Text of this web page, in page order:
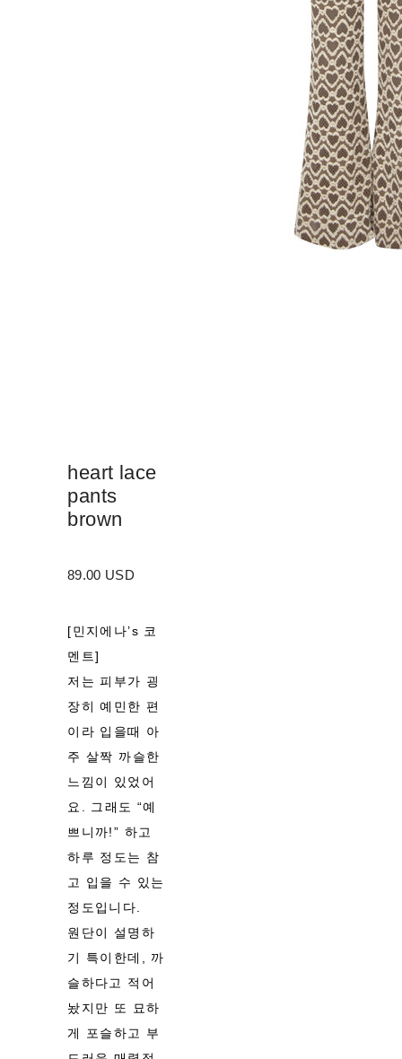
heart lace
pants
brown
89.00 USD
[민지에나’s 코
멘트]
저는 피부가 굉
장히 예민한 편
이라 입을때 아
주 살짝 까슬한
느낌이 있었어
요. 그래도 “예
쁘니까!” 하고
하루 정도는 참
고 입을 수 있는
정도입니다.
원단이 설명하
기 특이한데, 까
슬하다고 적어
놨지만 또 묘하
게 포슬하고 부